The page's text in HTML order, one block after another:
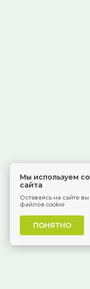
Мы используем
сайта
Оставаясь на сайте
файлов cookie
ПОНЯТНО